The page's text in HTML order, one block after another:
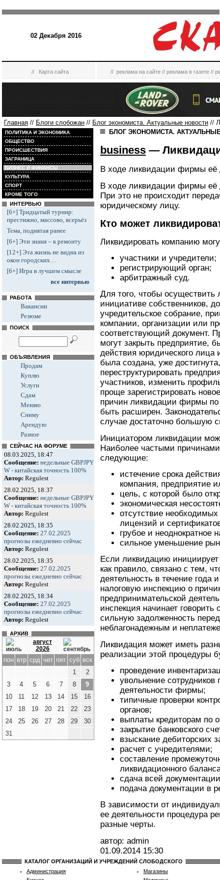
02 Декабря 2016
//Карта сайта //реклама на сайте//реклама в газете//
Главная // Блоги слобожан // Блог экономиста. Актуальные новости //
ПОЛИТИКА И ЭКОНОМИКА
ОБЩЕСТВО
ПРОИСШЕСТВИЯ
ЗАГРАНИЦА
БИЗНЕС И ФИНАНСЫ
КУЛЬТУРА
СПОРТ
КРОМЕ ТОГО
ИНТЕРВЬЮ
[6+] Тридцатый турнир:
престижно, массово, всерьёз
Тема, поднятая ранее
[6+] Эти знаки – к ремонту
[12+] Эта жизнь не видна из
окон городских…
[6+] Игра в лучшем смысле
все интервью
РАБОТА
Вакансии
Резюме
ПОИСК
ОБЪЯВЛЕНИЯ
Продам
Куплю
Услуги
Сдам
Меняю
Сниму
Арендую
Разное
СЕЙЧАС НА ФОРУМЕ
08.03.2025, 18:47
Сообщение: недельные GBPJPY
W - китайская точность 100%
Автор: Regulest
28.02.2025, 18:37
Сообщение: недельные GBPJPY
W - китайская точность 100%
Автор: Regulest
28.02.2025, 18:35
Сообщение: 27.02.2025
прогнозы ежедневно сейчас
Автор: Regulest
28.02.2025, 18:35
Сообщение: 27.02.2025
прогнозы ежедневно сейчас
Автор: Regulest
28.02.2025, 18:34
Сообщение: 27.02.2025
прогнозы ежедневно сейчас
Автор: Regulest
АРХИВ
август
2026
пон втр срд чет пят суб вск
1
2
3
4 5 6 7 8
9
10
11 12 13 14 15
16
17
18 19 20 21 22
23
24
25 26 27 28 29
30
31
БЛОГ ЭКОНОМИСТА.
business —
В ходе ликвидации фирмы её
В ходе ликвидации фирмы её
При это не происходит
юридическому лицу.
Кто может
Ликвидировать компанию
участники и учредители;
регистрирующий орган;
арбитражный суд.
Для того, чтобы
инициативе собственников,
учредительское собрание,
компании, организации или
соответствующий документ.
могут закрыть предприятие,
действия юридического лица
была создана, уже
переструктурировать
участников, изменить
проще зарегистрировать
причин ликвидации фирмы
быть расширен.
случае достаточно большую
Инициатором ликвидации
Наиболее частыми
следующие:
истечение срока
компания, предприятие
цель, с которой было
экономическая
отсутствие
лицензий и
грубое и неоднократное
сильное уменьшение
Если ликвидацию
как правило, связано с тем,
деятельность в течение
налоговую инспекцию о
предпринимательской
инспекция начинает
сильную задолженность
неблагонадежным и
Ликвидация может иметь
реализации этой процедуры
проведение
увольнение
деятельности фирмы;
типичные проверки
органов;
выплаты кредиторам по
закрытие банковского
взыскание дебиторских
расчет с учредителями;
составление
ликвидационного
сдача всей
подача документации в
В зависимости от
ее деятельности процедура
разные черты.
автор: admin
01.09.2014 15:30
КАТАЛОГ ОРГАНИЗАЦИЙ И УЧРЕЖДЕНИЙ СЛОБОДСКОГО
Администрация
Магазины